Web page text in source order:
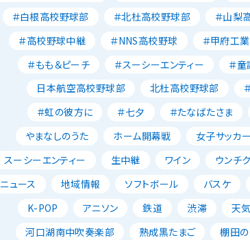
＃白根高校野球部
＃北杜高校野球部 ＃山梨
＃高校野球中継
＃NNS高校野球 ＃甲府工
＃もも＆ピーチ
＃スーシーエンティー ＃童
日本航空高校野球部
北杜高校野球部
＃虹の彼方に
＃七夕 ＃たなばたさま
やまなしのうた
ホーム開幕戦 女子サッカー
スーシーエンティー
生中継 ワイン ウンチク
ニュース
地域情報 ソフトボール バスケ
K-POP
アニソン 鉄道 渋滞 天気
河口湖南中吹奏楽部
熟成黒たまご 棚田